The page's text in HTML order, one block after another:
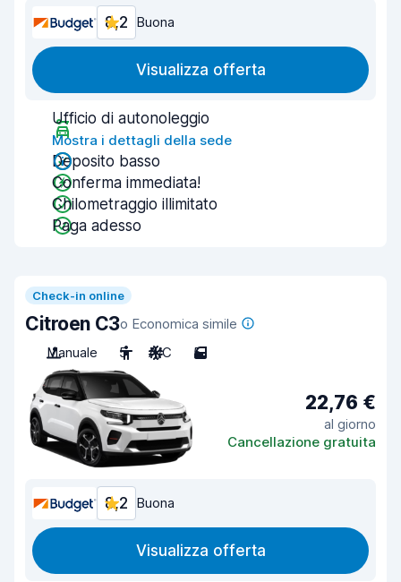
8,2 Buona
Visualizza offerta
Ufficio di autonoleggio
Mostra i dettagli della sede
Deposito basso
Conferma immediata!
Chilometraggio illimitato
Paga adesso
Check-in online
Citroen C3o Economica simile
Manuale
5 A/C 5
22,76 €
al giorno
Cancellazione gratuita
8,2 Buona
Visualizza offerta